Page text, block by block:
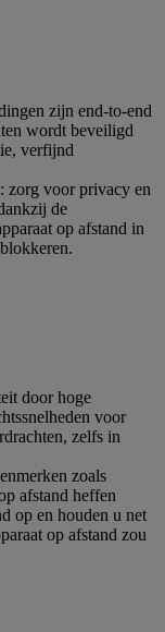
zijn end-to-end
wordt beveiligd
verfijnd
zorg voor privacy en
de
op afstand in
door hoge
voor
zelfs in
zoals
afstand heffen
op en houden u net
op afstand zou